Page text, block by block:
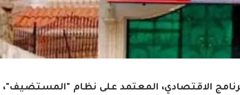
الاقتصادي، المعتمد على نظام "المستضيف"،